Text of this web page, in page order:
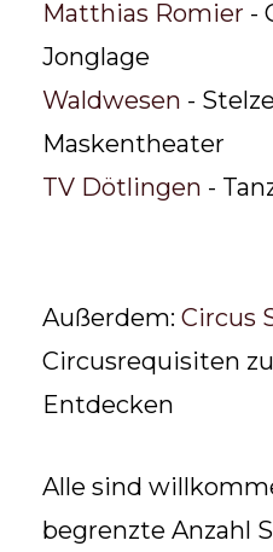
Matthias Romier -
Jonglage
Waldwesen -
Maskentheater
TV Dötlingen -
Außerdem: Circus
Circusrequisiten
Entdecken
Alle sind
begrenzte Anzahl